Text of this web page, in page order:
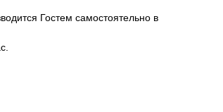
Гостем самостоятельно в